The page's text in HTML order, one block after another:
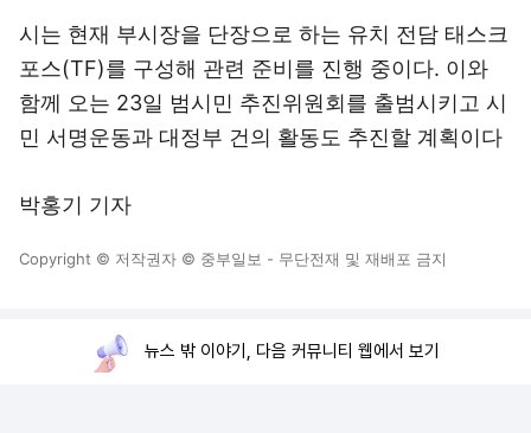
시는 현재 부시장을 단장으로 하는 유치 전담 태스크
포스(TF)를 구성해 관련 준비를 진행 중이다. 이와
함께 오는 23일 범시민 추진위원회를 출범시키고 시
민 서명운동과 대정부 건의 활동도 추진할 계획이다
박홍기 기자
Copyright © 저작권자 © 중부일보 - 무단전재 및 재배포 금지
뉴스 밖 이야기, 다음 커뮤니티 웹에서 보기